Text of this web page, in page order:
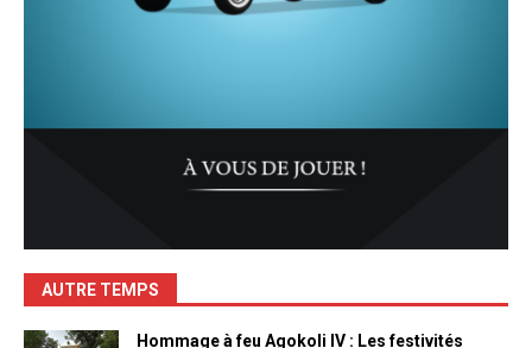
AUTRE TEMPS
Hommage à feu Agokoli IV : Les festivités